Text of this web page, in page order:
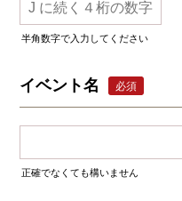
半角数字で入力してください
イベント名 必須
正確でなくても構いません